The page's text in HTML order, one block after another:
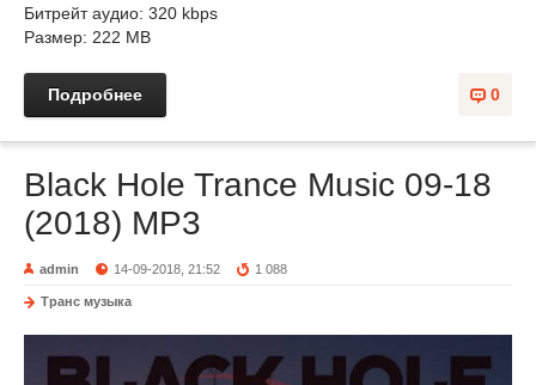
Битрейт аудио: 320 kbps
Размер: 222 MB
0
Подробнее
Black Hole Trance Music 09-18
(2018) MP3
admin 14-09-2018, 21:52 1 088
Транс музыка